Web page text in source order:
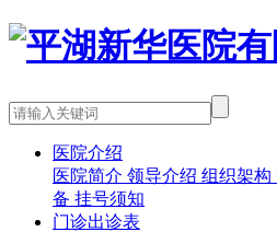
医院介绍
医院简介 领导介绍 组织架构
备 挂号须知
门诊出诊表